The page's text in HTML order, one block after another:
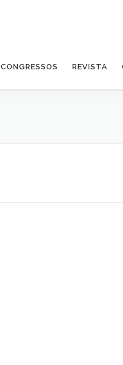
CONGRESSOS REVISTA